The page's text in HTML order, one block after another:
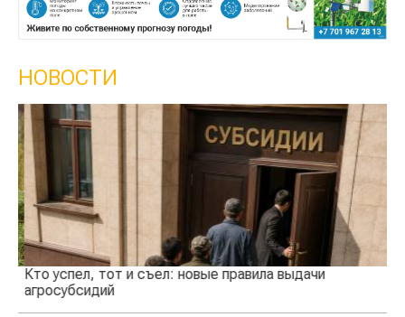
НОВОСТИ
Кто успел, тот и съел: новые правила выдачи
агросубсидий